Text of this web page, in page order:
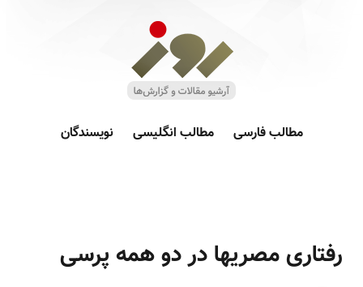
مطالب فارسی مطالب انگلیسی نویسندگان
رفتاری مصریها در دو همه پرسی